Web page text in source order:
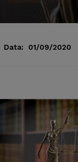
Data: 01/09/2020